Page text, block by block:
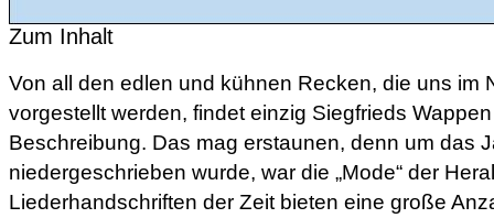
Zum Inhalt
Von all den edlen und kühnen Recken, die uns im
vorgestellt werden, findet einzig Siegfrieds
Beschreibung. Das mag erstaunen, denn um das
niedergeschrieben wurde, war die „Mode“ der
Liederhandschriften der Zeit bieten eine große